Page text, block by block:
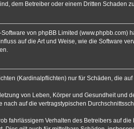
dem Betreiber oder einem Dritten Schaden
von phpBB Limited (www.phpbb.com)
auf die Art und Weise, wie die Software
(Kardinalpflichten) nur für Schäden, die
von Leben, Körper und Gesundheit und
auf die vertragstypischen
fahrlässigem Verhalten des Betreibers auf die